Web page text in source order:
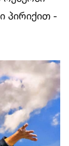
პირიქით -